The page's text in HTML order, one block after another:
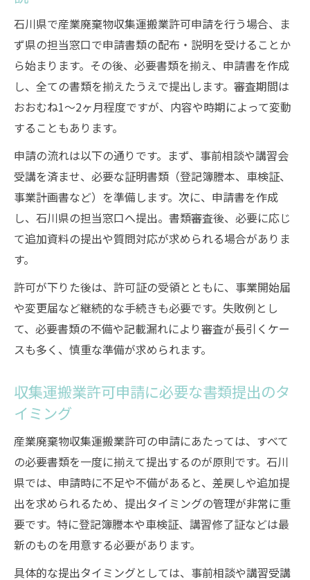
石川県で産業廃棄物収集運搬業許可申請を行う場合、ま
ず県の担当窓口で申請書類の配布・説明を受けることか
ら始まります。その後、必要書類を揃え、申請書を作成
し、全ての書類を揃えたうえで提出します。審査期間は
おおむね1～2ヶ月程度ですが、内容や時期によって変動
することもあります。
申請の流れは以下の通りです。まず、事前相談や講習会
受講を済ませ、必要な証明書類（登記簿謄本、車検証、
事業計画書など）を準備します。次に、申請書を作成
し、石川県の担当窓口へ提出。書類審査後、必要に応じ
て追加資料の提出や質問対応が求められる場合がありま
す。
許可が下りた後は、許可証の受領とともに、事業開始届
や変更届など継続的な手続きも必要です。失敗例とし
て、必要書類の不備や記載漏れにより審査が長引くケー
スも多く、慎重な準備が求められます。
収集運搬業許可申請に必要な書類提出のタ
イミング
産業廃棄物収集運搬業許可の申請にあたっては、すべて
の必要書類を一度に揃えて提出するのが原則です。石川
県では、申請時に不足や不備があると、差戻しや追加提
出を求められるため、提出タイミングの管理が非常に重
要です。特に登記簿謄本や車検証、講習修了証などは最
新のものを用意する必要があります。
具体的な提出タイミングとしては、事前相談や講習受講